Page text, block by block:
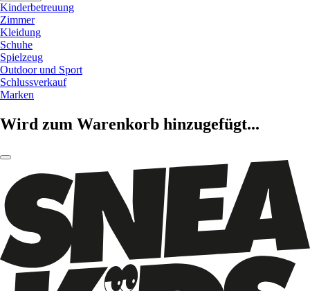
Kinderbetreuung
Zimmer
Kleidung
Schuhe
Spielzeug
Outdoor und Sport
Schlussverkauf
Marken
Wird zum Warenkorb hinzugefügt...